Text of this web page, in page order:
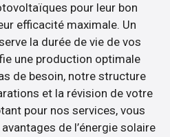
pour leur bon
efficacité maximale. Un
la durée de vie de vos
une production optimale
de besoin, notre structure
et la révision de votre
pour nos services, vous
de l’énergie solaire